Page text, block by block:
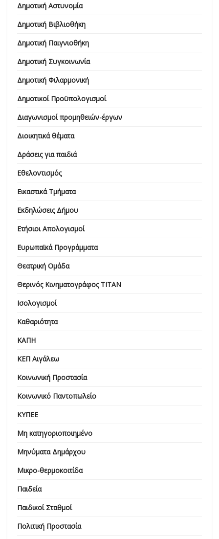
Δημοτική Αστυνομία
Δημοτική Βιβλιοθήκη
Δημοτική Παιγνιοθήκη
Δημοτική Συγκοινωνία
Δημοτική Φιλαρμονική
Δημοτικοί Προϋπολογισμοί
Διαγωνισμοί προμηθειών-έργων
Διοικητικά θέματα
Δράσεις για παιδιά
Εθελοντισμός
Εικαστικά Τμήματα
Εκδηλώσεις Δήμου
Ετήσιοι Απολογισμοί
Ευρωπαϊκά Προγράμματα
Θεατρική Ομάδα
Θερινός Κινηματογράφος ΤΙΤΑΝ
Ισολογισμοί
Καθαριότητα
ΚΑΠΗ
ΚΕΠ Αιγάλεω
Κοινωνική Προστασία
Κοινωνικό Παντοπωλείο
ΚΥΠΕΕ
Μη κατηγοριοποιημένο
Μηνύματα Δημάρχου
Μικρο-θερμοκοιτίδα
Παιδεία
Παιδικοί Σταθμοί
Πολιτική Προστασία